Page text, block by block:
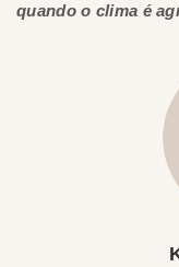
quando o clima é